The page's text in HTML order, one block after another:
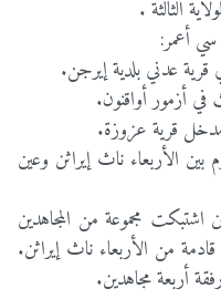
سي أعمر:
إيزم بين الأربعاء ناث إيراثن وعين
1957 بأرجن أين اشتبكت مجموعة من المجاهدين
من الأربعاء ناث إيراثن.
أربعة مجاهدين.